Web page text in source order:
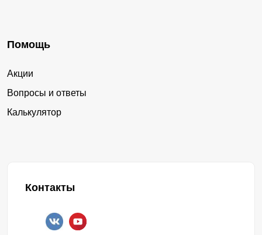
Помощь
Акции
Вопросы и ответы
Калькулятор
Контакты